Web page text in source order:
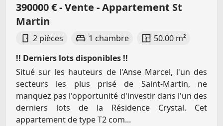
390000 € - Vente - Appartement St
Martin
2 pièces 1 chambre
50.00 m²
!! Derniers lots disponibles !!
Situé sur les hauteurs de l'Anse Marcel, l'un des
secteurs les plus prisé de Saint-Martin, ne
manquez pas l'opportunité d'investir dans l'un des
derniers lots de la Résidence Crystal. Cet
appartement de type T2 com...